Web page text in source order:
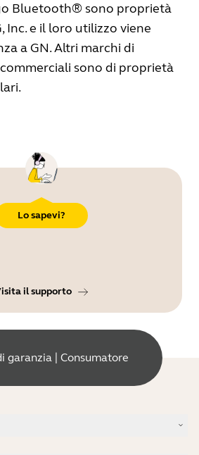
Bluetooth® sono proprietà
Inc. e il loro utilizzo viene
a GN. Altri marchi di
sono di proprietà
Lo sapevi?
il supporto
garanzia | Consumatore